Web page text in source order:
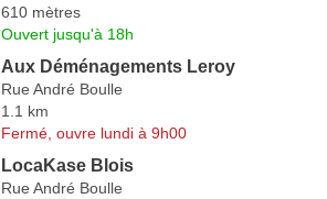
610 mètres
Ouvert jusqu'à 18h
Aux Déménagements Leroy
Rue André Boulle
1.1 km
Fermé, ouvre lundi à 9h00
LocaKase Blois
Rue André Boulle